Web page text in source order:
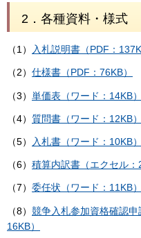
2．各種資料・様式
（1） 入札説明書（PDF：
（2） 仕様書（PDF：76KB）
（3） 単価表（ワード：14KB）
（4） 質問書（ワード：12KB）
（5） 入札書（ワード：10KB）
（6） 積算内訳書（エクセル：
（7） 委任状（ワード：11KB）
（8） 競争入札参加資格確認申
16KB）